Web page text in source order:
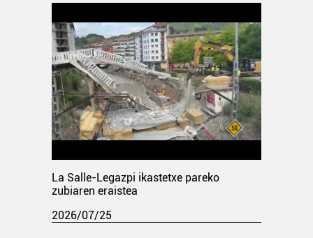
La Salle-Legazpi ikastetxe pareko
zubiaren eraistea
2026/07/25